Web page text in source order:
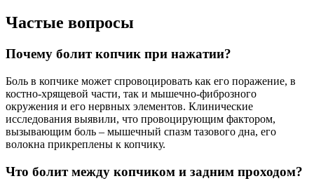
Частые вопросы
Почему болит копчик при нажатии?
Боль в копчике может спровоцировать как его поражение, в
костно-хрящевой части, так и мышечно-фиброзного
окружения и его нервных элементов. Клинические
исследования выявили, что провоцирующим фактором,
вызывающим боль – мышечный спазм тазового дна, его
волокна прикреплены к копчику.
Что болит между копчиком и задним проходом?